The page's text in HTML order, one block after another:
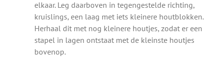
elkaar. Leg daarboven in tegengestelde richting,
kruislings, een laag met iets kleinere houtblokken.
Herhaal dit met nog kleinere houtjes, zodat er een
stapel in lagen ontstaat met de kleinste houtjes
bovenop.